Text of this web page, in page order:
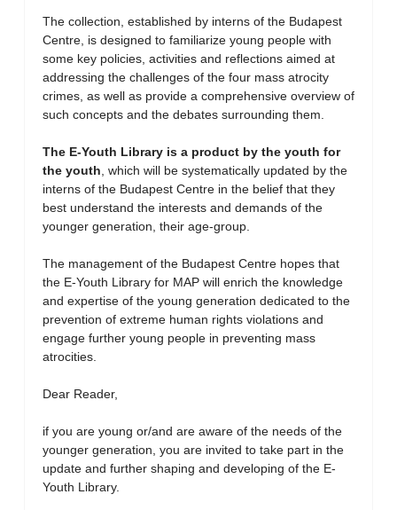
The collection, established by interns of the Budapest
Centre, is designed to familiarize young people with
some key policies, activities and reflections aimed at
addressing the challenges of the four mass atrocity
crimes, as well as provide a comprehensive overview of
such concepts and the debates surrounding them.
The E-Youth Library is a product by the youth for
the youth , which will be systematically updated by the
interns of the Budapest Centre in the belief that they
best understand the interests and demands of the
younger generation, their age-group.
The management of the Budapest Centre hopes that
the E-Youth Library for MAP will enrich the knowledge
and expertise of the young generation dedicated to the
prevention of extreme human rights violations and
engage further young people in preventing mass
atrocities.
Dear Reader,
if you are young or/and are aware of the needs of the
younger generation, you are invited to take part in the
update and further shaping and developing of the E-
Youth Library.